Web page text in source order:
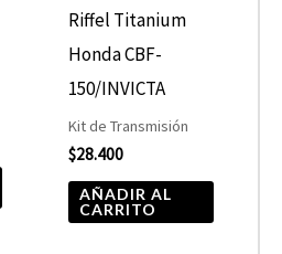
Riffel Titanium
Honda CBF-
150/INVICTA
Kit de Transmisión
$28.400
AÑADIR AL
CARRITO